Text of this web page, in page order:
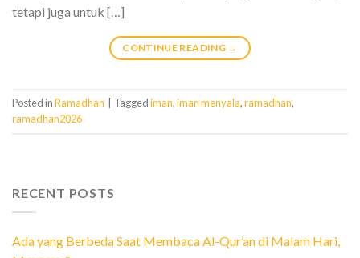
tetapi juga untuk […]
CONTINUE READING →
Posted inRamadhan Taggediman,iman menyala,ramadhan,
ramadhan2026
RECENT POSTS
Ada yang Berbeda Saat Membaca Al-Qur’an di Malam Hari,